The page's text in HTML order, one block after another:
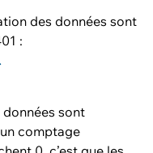
des données sont
:
données sont
comptage